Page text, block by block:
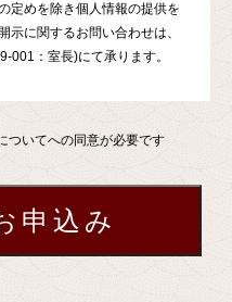
定めを除き個人情報の提供を
示に関するお問い合わせは、
001：室長)にて承ります。
ついてへの同意が必要です